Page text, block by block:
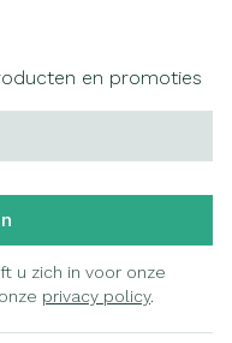
en promoties
u zich in voor onze
privacy policy.